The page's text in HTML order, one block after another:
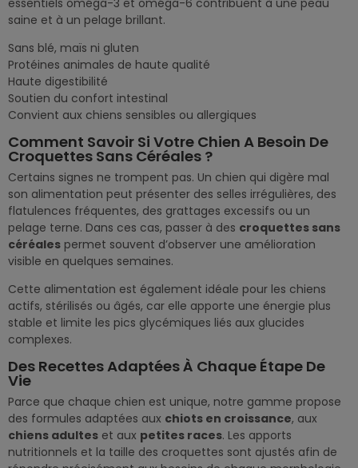
saine et à un pelage brillant.
Sans blé, maïs ni gluten
Protéines animales de haute qualité
Haute digestibilité
Soutien du confort intestinal
Convient aux chiens sensibles ou allergiques
Comment Savoir Si Votre Chien A Besoin De
Croquettes Sans Céréales ?
Certains signes ne trompent pas. Un chien qui digère mal
son alimentation peut présenter des selles irrégulières, des
flatulences fréquentes, des grattages excessifs ou un
pelage terne. Dans ces cas, passer à des croquettes sans
céréales permet souvent d’observer une amélioration
visible en quelques semaines.
Cette alimentation est également idéale pour les chiens
actifs, stérilisés ou âgés, car elle apporte une énergie plus
stable et limite les pics glycémiques liés aux glucides
complexes.
Des Recettes Adaptées À Chaque Étape De
Vie
Parce que chaque chien est unique, notre gamme propose
des formules adaptées aux chiots en croissance, aux
chiens adultes et aux petites races. Les apports
nutritionnels et la taille des croquettes sont ajustés afin de